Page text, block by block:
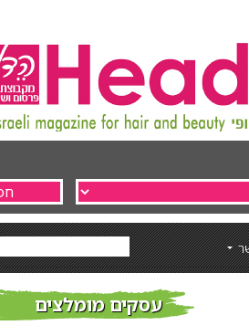
עסקים מומלצים